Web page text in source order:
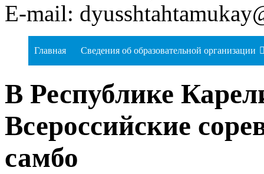
E-mail:
Главная Сведения об образовательной организации
В Республике
Всероссийские
самбо